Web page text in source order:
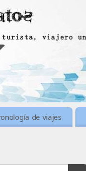
de viajes